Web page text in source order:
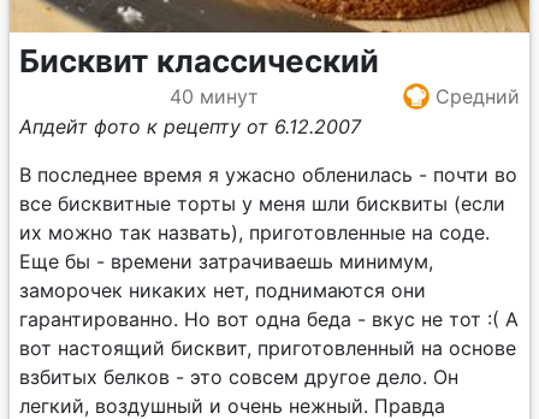
Бисквит классический
40 минут
Средний
Апдейт фото к рецепту от 6.12.2007
В последнее время я ужасно обленилась - почти во
все бисквитные торты у меня шли бисквиты (если
их можно так назвать), приготовленные на соде.
Еще бы - времени затрачиваешь минимум,
заморочек никаких нет, поднимаются они
гарантированно. Но вот одна беда - вкус не тот :( А
вот настоящий бисквит, приготовленный на основе
взбитых белков - это совсем другое дело. Он
легкий, воздушный и очень нежный. Правда